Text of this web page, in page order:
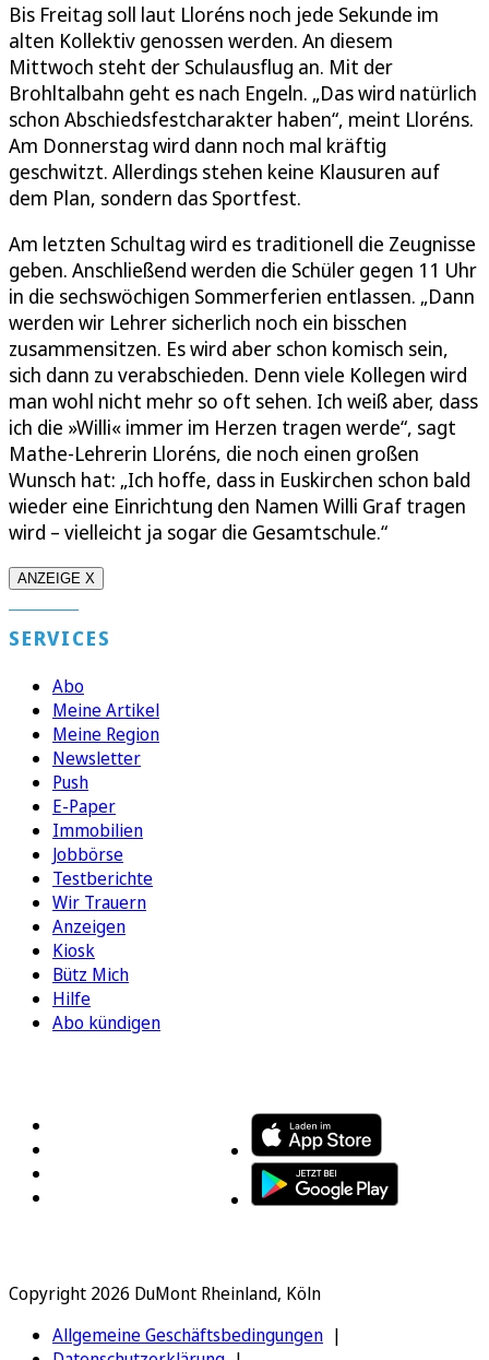
Bis Freitag soll laut Lloréns noch jede Sekunde im
alten Kollektiv genossen werden. An diesem
Mittwoch steht der Schulausflug an. Mit der
Brohltalbahn geht es nach Engeln. „Das wird natürlich
schon Abschiedsfestcharakter haben“, meint Lloréns.
Am Donnerstag wird dann noch mal kräftig
geschwitzt. Allerdings stehen keine Klausuren auf
dem Plan, sondern das Sportfest.
Am letzten Schultag wird es traditionell die Zeugnisse
geben. Anschließend werden die Schüler gegen 11 Uhr
in die sechswöchigen Sommerferien entlassen. „Dann
werden wir Lehrer sicherlich noch ein bisschen
zusammensitzen. Es wird aber schon komisch sein,
sich dann zu verabschieden. Denn viele Kollegen wird
man wohl nicht mehr so oft sehen. Ich weiß aber, dass
ich die »Willi« immer im Herzen tragen werde“, sagt
Mathe-Lehrerin Lloréns, die noch einen großen
Wunsch hat: „Ich hoffe, dass in Euskirchen schon bald
wieder eine Einrichtung den Namen Willi Graf tragen
wird – vielleicht ja sogar die Gesamtschule.“
ANZEIGE X
SERVICES
Abo
Meine Artikel
Meine Region
Newsletter
Push
E-Paper
Immobilien
Jobbörse
Testberichte
Wir Trauern
Anzeigen
Kiosk
Bütz Mich
Hilfe
Abo kündigen
Copyright 2026 DuMont Rheinland, Köln
Allgemeine Geschäftsbedingungen